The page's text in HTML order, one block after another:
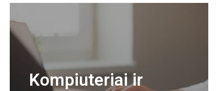
Kompiuteriai ir